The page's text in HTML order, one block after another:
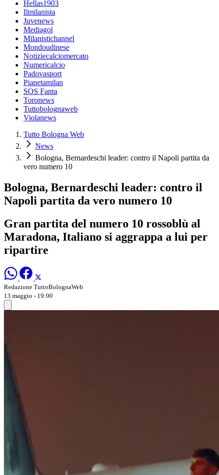
Hellas1903
Ilmilanista
Juvenews
Mediagol
Milanistichannel
Mondoudinese
Notiziecalciomercato
Numericalcio
Padovasport
Pianetamilan
SOS Fanta
Toronews
Tuttobolognaweb
Violanews
Tutto Bologna Web
News
Bologna, Bernardeschi leader: contro il Napoli partita da
vero numero 10
Bologna, Bernardeschi leader: contro il
Napoli partita da vero numero 10
Gran partita del numero 10 rossoblù al
Maradona, Italiano si aggrappa a lui per
ripartire
Redazione TuttoBolognaWeb
13 maggio - 19:00